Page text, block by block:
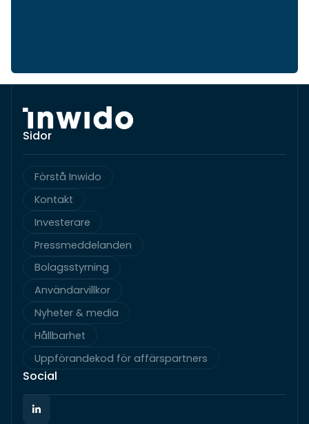
Sidor
Förstå Inwido
Kontakt
Investerare
Pressmeddelanden
Bolagsstyrning
Användarvillkor
Nyheter & media
Hållbarhet
Uppförandekod för affärspartners
Social